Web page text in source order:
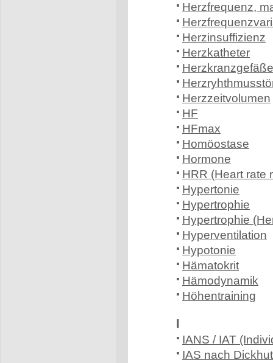
Herzfrequenz,
Herzinsuffizienz
Herzkatheter
Herzkranzgefäße
Herzzeitvolumen
HF
HFmax
Homöostase
Hormone
HRR (Heart rate
Hypertonie
Hypertrophie
Hypertrophie
Hyperventilation
Hypotonie
Hämatokrit
Hämodynamik
Höhentraining
I
IANS / IAT
IAS nach